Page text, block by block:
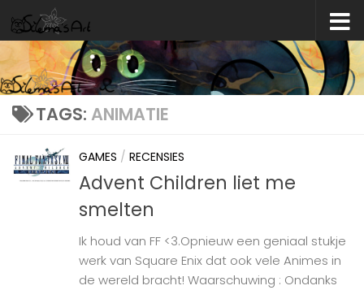
Skip to content
TAGS: ANIMATIE
GAMES / RECENSIES
Advent Children liet me
smelten
Ik houd van FF <3.Opnieuw een geniaal stukje
werk van Square Enix dat ook vele Animes in
de wereld bracht! Waarschuwing : Ondanks